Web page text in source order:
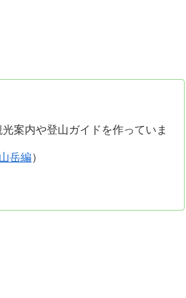
案内や登山ガイドを作っていま
山岳編）